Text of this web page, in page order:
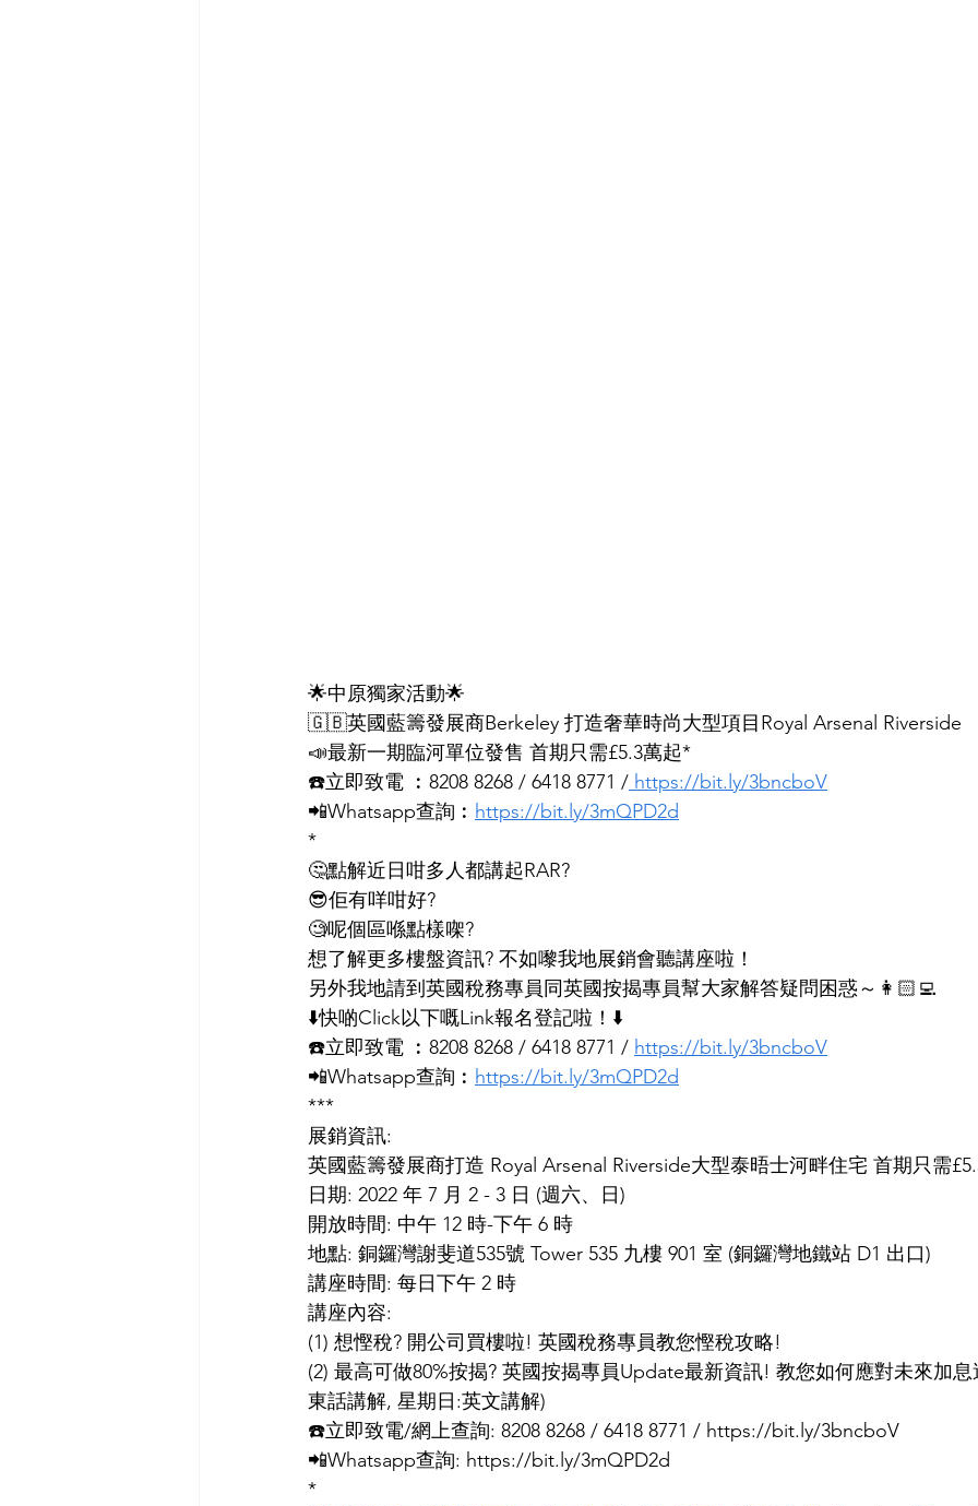
🌟中原獨家活動🌟
🇬🇧英國藍籌發展商Berkeley 打造奢華時尚大型項目Royal Arsenal Riverside
📣最新一期臨河單位發售 首期只需£5.3萬起*
☎️立即致電 ︰8208 8268 / 6418 8771 / https://bit.ly/3bncboV
📲Whatsapp查詢︰ https://bit.ly/3mQPD2d
*
🤔點解近日咁多人都講起RAR?
😎佢有咩咁好?
🧐呢個區喺點樣㗎?
想了解更多樓盤資訊? 不如嚟我地展銷會聽講座啦！
另外我地請到英國稅務專員同英國按揭專員幫大家解答疑問困惑～👩🏻‍💻
⬇️快啲Click以下嘅Link報名登記啦！⬇️
☎️立即致電 ︰8208 8268 / 6418 8771 / https://bit.ly/3bncboV
📲Whatsapp查詢︰ https://bit.ly/3mQPD2d
***
展銷資訊:
英國藍籌發展商打造 Royal Arsenal Riverside大型泰晤士河畔住宅 首期只需
日期: 2022 年 7 月 2 - 3 日 (週六、日)
開放時間: 中午 12 時-下午 6 時
地點: 銅鑼灣謝斐道535號 Tower 535 九樓 901 室 (銅鑼灣地鐵站 D1 出口)
講座時間: 每日下午 2 時
講座內容:
(1) 想慳稅? 開公司買樓啦! 英國稅務專員教您慳稅攻略!
(2) 最高可做80%按揭? 英國按揭專員Update最新資訊! 教您如何應對未來加
東話講解, 星期日:英文講解)
☎️立即致電/網上查詢: 8208 8268 / 6418 8771 / https://bit.ly/3bncboV
📲Whatsapp查詢: https://bit.ly/3mQPD2d
*